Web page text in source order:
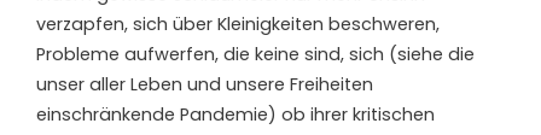
verzapfen, sich über Kleinigkeiten beschweren,
Probleme aufwerfen, die keine sind, sich (siehe die
unser aller Leben und unsere Freiheiten
einschränkende Pandemie) ob ihrer kritischen